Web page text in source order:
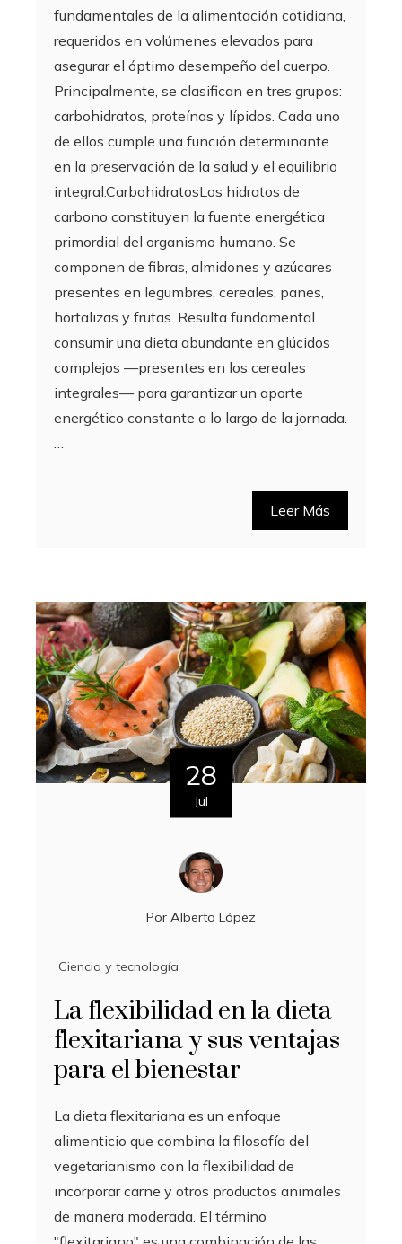
fundamentales de la alimentación cotidiana,
requeridos en volúmenes elevados para
asegurar el óptimo desempeño del cuerpo.
Principalmente, se clasifican en tres grupos:
carbohidratos, proteínas y lípidos. Cada uno
de ellos cumple una función determinante
en la preservación de la salud y el equilibrio
integral.CarbohidratosLos hidratos de
carbono constituyen la fuente energética
primordial del organismo humano. Se
componen de fibras, almidones y azúcares
presentes en legumbres, cereales, panes,
hortalizas y frutas. Resulta fundamental
consumir una dieta abundante en glúcidos
complejos —presentes en los cereales
integrales— para garantizar un aporte
energético constante a lo largo de la jornada.
Leer Más
28
Jul
Por Alberto López
Ciencia y tecnología
La flexibilidad en la dieta
flexitariana y sus ventajas
para el bienestar
La dieta flexitariana es un enfoque
alimenticio que combina la filosofía del
vegetarianismo con la flexibilidad de
incorporar carne y otros productos animales
de manera moderada. El término